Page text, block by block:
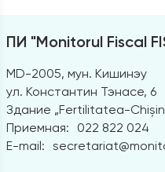
ПИ "Monitorul Fiscal
MD-2005, мун. Кишинэу
ул. Константин Тэнасе, 6
Здание „Fertilitatea-
Приемная:
022 822 024
E-mail: